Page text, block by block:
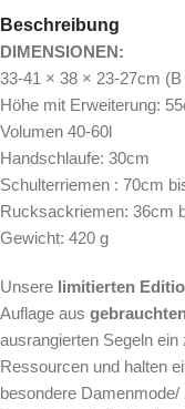
Beschreibung
DIMENSIONEN:
33-41 × 38 × 23-27cm
Höhe mit Erweiterung:
Volumen 40-60l
Handschlaufe: 30cm
Schulterriemen : 70cm
Rucksackriemen: 36cm
Gewicht: 420 g
Unsere limitierten
Auflage aus
ausrangierten Segeln
Ressourcen und halten
besondere